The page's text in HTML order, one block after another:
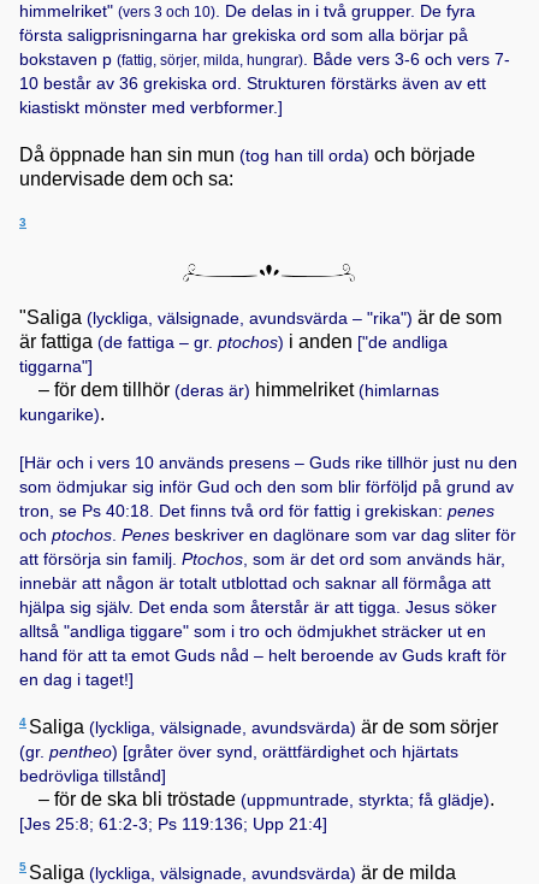
himmelriket" (vers 3 och 10)
. De delas in i två grupper. De fyra
första saligprisningarna har grekiska ord som alla börjar på
bokstaven p (fattig, sörjer, milda, hungrar)
. Både vers 3-6 och vers 7-
10 består av 36 grekiska ord. Strukturen förstärks även av ett
kiastiskt mönster med verbformer.]
Då öppnade han sin mun (tog han till orda) och började
undervisade dem och sa:
3
"Saliga (lyckliga, välsignade, avundsvärda – "rika") är de som
är fattiga (de fattiga – gr. ptochos) i anden ["de andliga
tiggarna"]
– för dem tillhör (deras är) himmelriket (himlarnas
kungarike).
[Här och i vers 10 används presens – Guds rike tillhör just nu den
som ödmjukar sig inför Gud och den som blir förföljd på grund av
tron, se Ps 40:18 . Det finns två ord för fattig i grekiskan: penes
och ptochos Penes beskriver en daglönare som var dag sliter för
att försörja sin familj. Ptochos , som är det ord som används här,
innebär att någon är totalt utblottad och saknar all förmåga att
hjälpa sig själv. Det enda som återstår är att tigga. Jesus söker
alltså "andliga tiggare" som i tro och ödmjukhet sträcker ut en
hand för att ta emot Guds nåd – helt beroende av Guds kraft för
en dag i taget!]
4 Saliga (lyckliga, välsignade, avundsvärda) är de som sörjer
(gr. pentheo) [gråter över synd, orättfärdighet och hjärtats
bedrövliga tillstånd]
– för de ska bli tröstade (uppmuntrade, styrkta; få glädje).
[Jes 25:8; 61:2-3; Ps 119:136; Upp 21:4]
5 Saliga (lyckliga, välsignade, avundsvärda) är de milda